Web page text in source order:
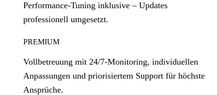
Performance‑Tuning inklusive – Updates
professionell umgesetzt.
PREMIUM
Vollbetreuung mit 24/7‑Monitoring, individuellen
Anpassungen und priorisiertem Support für höchste
Ansprüche.